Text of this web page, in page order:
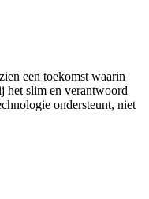
een toekomst waarin
het slim en verantwoord
ondersteunt, niet